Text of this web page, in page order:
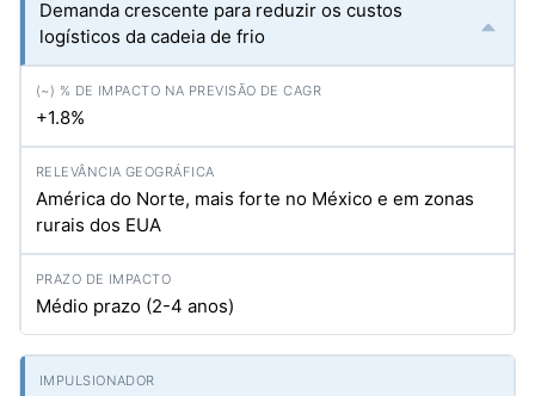
Demanda crescente para reduzir os custos
logísticos da cadeia de frio
+1.8%
América do Norte, mais forte no México e em zonas
rurais dos EUA
Médio prazo (2-4 anos)